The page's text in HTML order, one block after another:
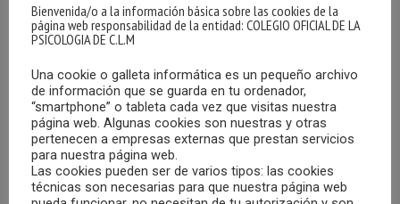
Los días 17 y 18 de noviembre de 2023 tendrá lugar en el
Palacio Ferial y de Congresos de Tarragona la VI
Convención del Consejo General de la Psicología, bajo el
lema “La Psicología al Servicio de las Personas”, a la que
asistirán representantes del COPCLM.
Bienvenida/o a la información básica sobre las cookies de la
página web responsabilidad de la entidad: COLEGIO OFICIAL DE LA
PSICOLOGIA DE C.L.M
Una cookie o galleta informática es un pequeño archivo
de información que se guarda en tu ordenador,
“smartphone” o tableta cada vez que visitas nuestra
página web. Algunas cookies son nuestras y otras
pertenecen a empresas externas que prestan servicios
para nuestra página web.
Las cookies pueden ser de varios tipos: las cookies
técnicas son necesarias para que nuestra página web